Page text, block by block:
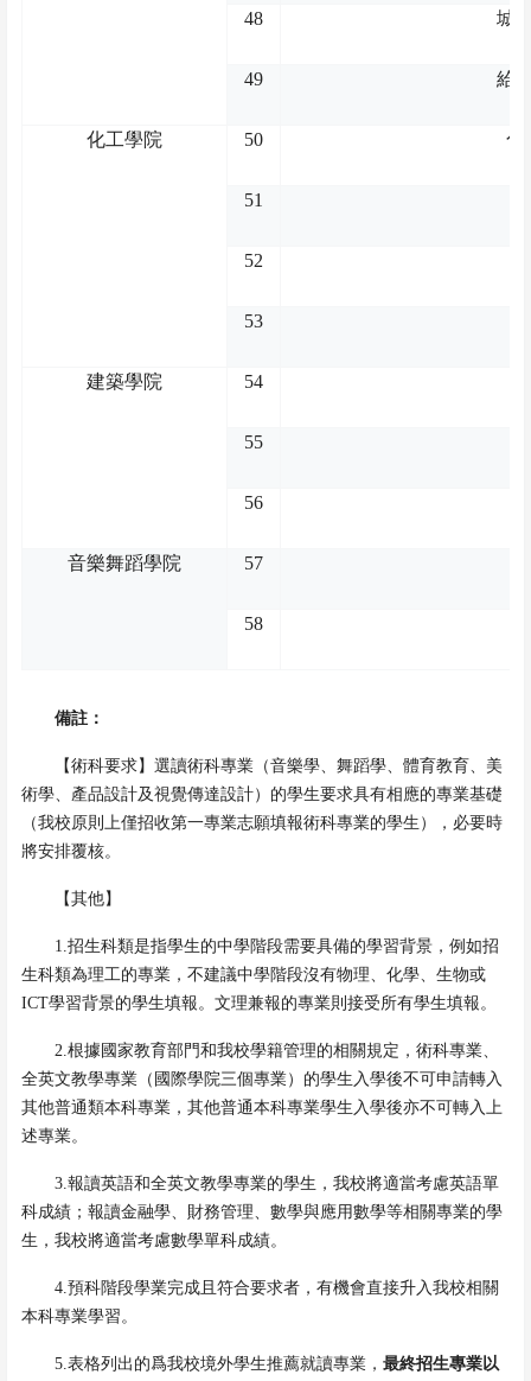
48 城
49 給
化工學院 50 化
51
52
53
建築學院 54
55
56
音樂舞蹈學院 57
58
備註：
【術科要求】 選讀術科專業 （音樂學、舞蹈學、體育教育、美
術學、產品設計及視覺傳達設計）的學生要求具有相應的專業基礎
（我校原則上僅招收第一專業志願填報術科專業的學生）， 必要時
將安排覆核。
【其他】
1.招生科類是指學生的中學階段需要具備的學習背景，例如招
生科類為理工的專業，不建議中學階段沒有物理、化學、生物或
ICT學習背景的學生填報。文理兼報的專業則接受所有學生填報。
2.根據國家教育部門和我校學籍管理的相關規定， 術科專業、
全英文教學專業（國際學院三個專業） 的學生入學後不可申請轉入
其他普通類本科專業，其他普通本科專業學生入學後亦不可轉入上
述專業。
3.報讀英語和全英文教學專業的學生，我校將適當考慮英語單
科成績；報讀金融學、財務管理、數學與應用數學等相關專業的學
生，我校將適當考慮數學單科成績。
4.預科階段學業完成且符合要求者，有機會直接升入我校相關
本科專業學習。
5.表格列出的爲我校境外學生推薦就讀專業， 最終招生專業以